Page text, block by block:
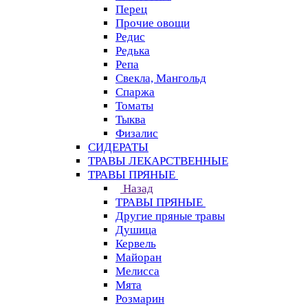
Перец
Прочие овощи
Редис
Редька
Репа
Свекла, Мангольд
Спаржа
Томаты
Тыква
Физалис
СИДЕРАТЫ
ТРАВЫ ЛЕКАРСТВЕННЫЕ
ТРАВЫ ПРЯНЫЕ
Назад
ТРАВЫ ПРЯНЫЕ
Другие пряные травы
Душица
Кервель
Майоран
Мелисса
Мята
Розмарин